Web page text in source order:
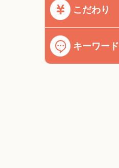
こだわり
キーワード